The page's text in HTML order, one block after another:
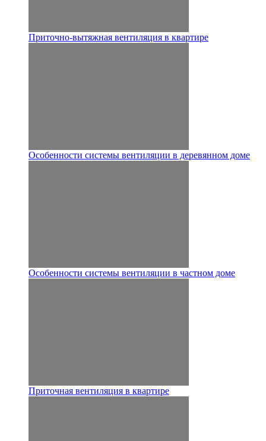
Приточно-вытяжная вентиляция в квартире
Особенности системы вентиляции в деревянном доме
Особенности системы вентиляции в частном доме
Приточная вентиляция в квартире